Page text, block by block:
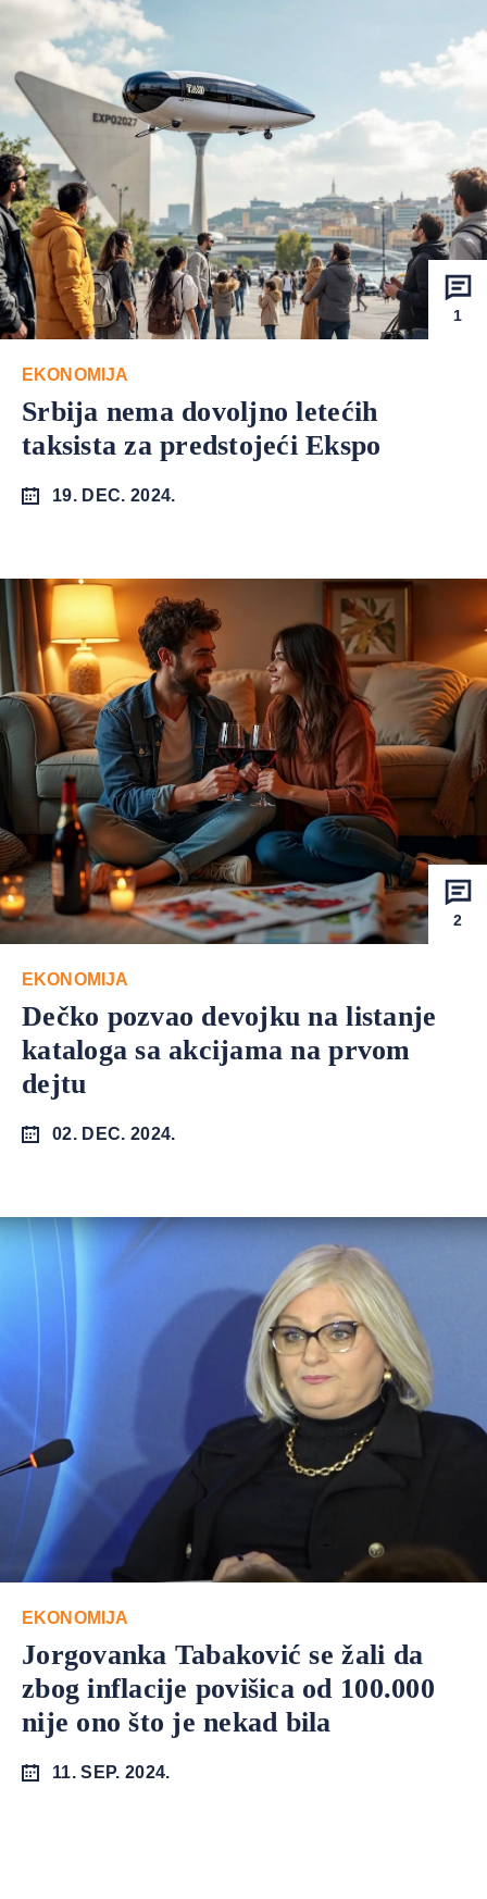
1
EKONOMIJA
Srbija nema dovoljno letećih
taksista za predstojeći Ekspo
19. DEC. 2024.
2
EKONOMIJA
Dečko pozvao devojku na listanje
kataloga sa akcijama na prvom
dejtu
02. DEC. 2024.
EKONOMIJA
Jorgovanka Tabaković se žali da
zbog inflacije povišica od 100.000
nije ono što je nekad bila
11. SEP. 2024.